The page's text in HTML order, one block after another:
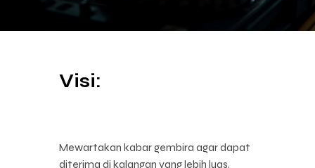
Visi:
Mewartakan kabar gembira agar dapat
diterima di kalangan yang lebih luas,